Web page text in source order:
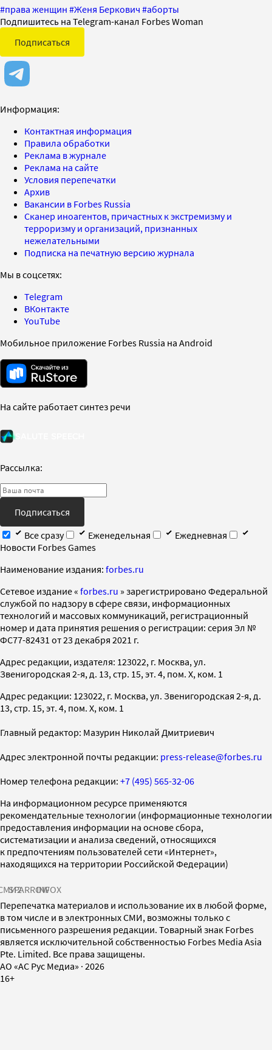
#права женщин #Женя Беркович #аборты
Подпишитесь на Telegram-канал Forbes Woman
Подписаться
Информация:
Контактная информация
Правила обработки
Реклама в журнале
Реклама на сайте
Условия перепечатки
Архив
Вакансии в Forbes Russia
Сканер иноагентов, причастных к экстремизму и
терроризму и организаций, признанных
нежелательными
Подписка на печатную версию журнала
Мы в соцсетях:
Telegram
ВКонтакте
YouTube
Мобильное приложение Forbes Russia на Android
На сайте работает синтез речи
Рассылка:
Подписаться
Все сразу
Еженедельная
Ежедневная
Новости Forbes Games
Наименование издания: forbes.ru
Cетевое издание « forbes.ru » зарегистрировано Федеральной
службой по надзору в сфере связи, информационных
технологий и массовых коммуникаций, регистрационный
номер и дата принятия решения о регистрации: серия Эл №
ФС77-82431 от 23 декабря 2021 г.
Адрес редакции, издателя: 123022, г. Москва, ул.
Звенигородская 2-я, д. 13, стр. 15, эт. 4, пом. X, ком. 1
Адрес редакции: 123022, г. Москва, ул. Звенигородская 2-я, д.
13, стр. 15, эт. 4, пом. X, ком. 1
Главный редактор: Мазурин Николай Дмитриевич
Адрес электронной почты редакции: press-release@forbes.ru
Номер телефона редакции: +7 (495) 565-32-06
На информационном ресурсе применяются
рекомендательные технологии (информационные технологии
предоставления информации на основе сбора,
систематизации и анализа сведений, относящихся
к предпочтениям пользователей сети «Интернет»,
находящихся на территории Российской Федерации)
SPARROWINFOX
Перепечатка материалов и использование их в любой форме,
в том числе и в электронных СМИ, возможны только с
письменного разрешения редакции. Товарный знак Forbes
является исключительной собственностью Forbes Media Asia
Pte. Limited. Все права защищены.
AO «АС Рус Медиа» · 2026
16+